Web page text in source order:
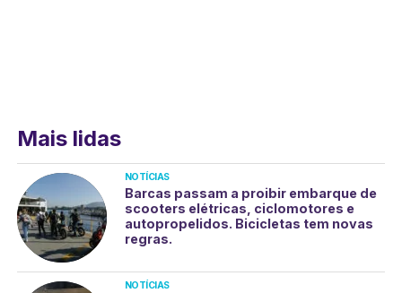
Mais lidas
NOTÍCIAS
Barcas passam a proibir embarque de
scooters elétricas, ciclomotores e
autopropelidos. Bicicletas tem novas
regras.
NOTÍCIAS